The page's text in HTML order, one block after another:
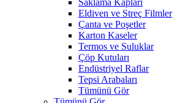
Saklama Kapları
Eldiven ve Streç Filmler
Çanta ve Poşetler
Karton Kaseler
Termos ve Suluklar
Çöp Kutuları
Endüstriyel Raflar
Tepsi Arabaları
Tümünü Gör